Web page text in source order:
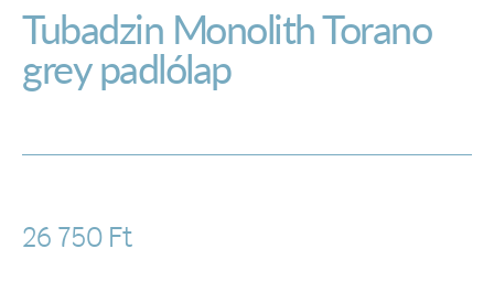
Tubadzin Monolith Torano
grey padlólap
26 750 Ft